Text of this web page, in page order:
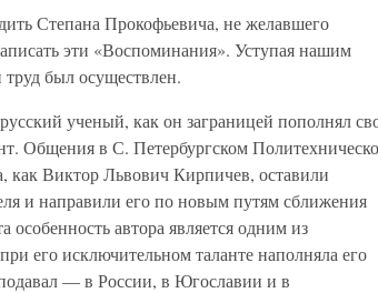
Степана Прокофьевича, не желавшего
эти «Воспоминания». Уступая нашим
был осуществлен.
ученый, как он заграницей пополнял
Общения в С. Петербургском
как Виктор Львович Кирпичев, оставили
и направили его по новым путям сближения
автора является одним из
его исключительном таланте наполняла его
— в России, в Югославии и в